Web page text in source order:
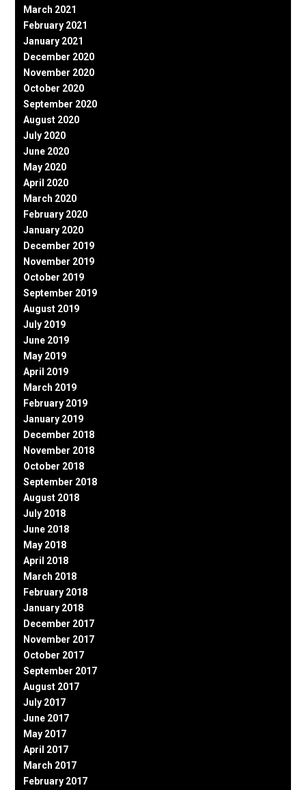
March 2021
February 2021
January 2021
December 2020
November 2020
October 2020
September 2020
August 2020
July 2020
June 2020
May 2020
April 2020
March 2020
February 2020
January 2020
December 2019
November 2019
October 2019
September 2019
August 2019
July 2019
June 2019
May 2019
April 2019
March 2019
February 2019
January 2019
December 2018
November 2018
October 2018
September 2018
August 2018
July 2018
June 2018
May 2018
April 2018
March 2018
February 2018
January 2018
December 2017
November 2017
October 2017
September 2017
August 2017
July 2017
June 2017
May 2017
April 2017
March 2017
February 2017